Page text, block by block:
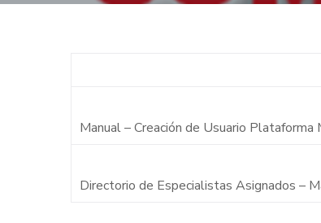
Manual – Creación de Usuario
Directorio de Especialistas Asignados –